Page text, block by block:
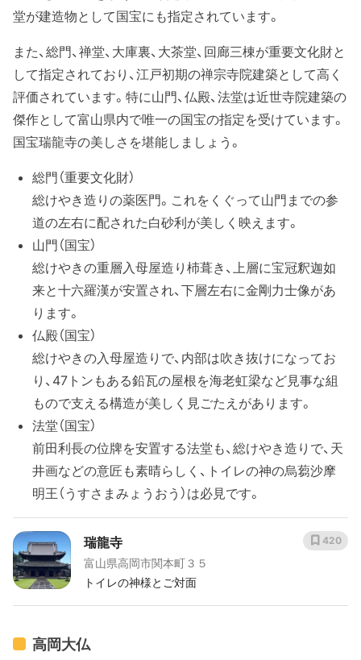
堂が建造物として国宝にも指定されています。
また、総門、禅堂、大庫裏、大茶堂、回廊三棟が重要文化財と
して指定されており、江戸初期の禅宗寺院建築として高く
評価されています。特に山門、仏殿、法堂は近世寺院建築の
傑作として富山県内で唯一の国宝の指定を受けています。
国宝瑞龍寺の美しさを堪能しましょう。
総門（重要文化財）
総けやき造りの薬医門。これをくぐって山門までの参
道の左右に配された白砂利が美しく映えます。
山門（国宝）
総けやきの重層入母屋造り杮葺き、上層に宝冠釈迦如
来と十六羅漢が安置され、下層左右に金剛力士像があ
ります。
仏殿（国宝）
総けやきの入母屋造りで、内部は吹き抜けになってお
り、47トンもある鉛瓦の屋根を海老虹梁など見事な組
もので支える構造が美しく見ごたえがあります。
法堂（国宝）
前田利長の位牌を安置する法堂も、総けやき造りで、天
井画などの意匠も素晴らしく、トイレの神の烏蒭沙摩
明王（うすさまみょうおう）は必見です。
瑞龍寺
富山県高岡市関本町３５
トイレの神様とご対面
420
高岡大仏